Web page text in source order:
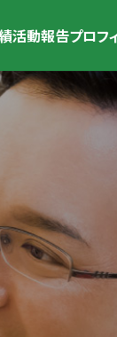
活動報告プロフ